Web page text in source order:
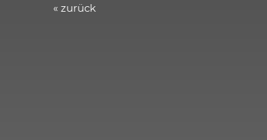
« zurück